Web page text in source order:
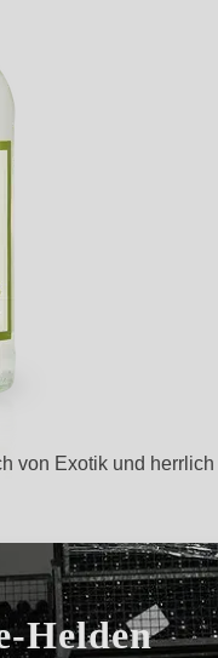
von Exotik und
Helden